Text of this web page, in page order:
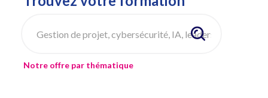
Notre offre par thématique